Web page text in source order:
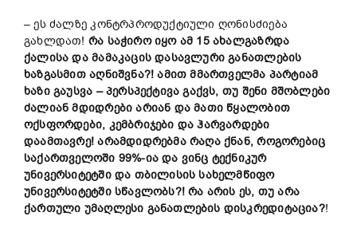
– ეს ძალზე კონტრპროდუქტიული ღონისძიება
გახლდათ! რა საჭირო იყო ამ 15 ახალგაზრდა
ქალისა და მამაკაცის დასავლური განათლების
ხაზგასმით აღნიშვნა?! ამით მმართველმა პარტიამ
ხაზი გაუსვა – პერსპექტივა გაქვს, თუ შენი მშობლები
ძალიან მდიდრები არიან და მათი წყალობით
ოქსფორდები, კემბრიჯები და ჰარვარდები
დაამთავრე! არამდიდრებმა რაღა ქნან, როგორებიც
საქართველოში 99%-ია და ვინც ტექნიკურ
უნივერსიტეტში და თბილისის სახელმწიფო
უნივერსიტეტში სწავლობს?! რა არის ეს, თუ არა
ქართული უმაღლესი განათლების დისკრედიტაცია?!